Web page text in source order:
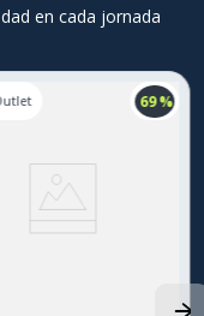
en cada jornada
69 %